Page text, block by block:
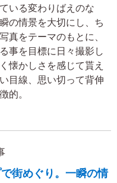
いる変わりばえのな
の情景を大切にし、ち
真をテーマのもとに、
事を目標に日々撮影し
懐かしさを感じて貰え
目線、思い切って背伸
的。
街めぐり。一瞬の情